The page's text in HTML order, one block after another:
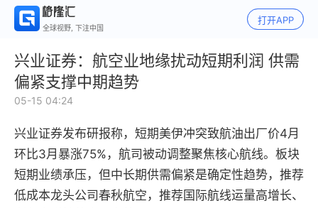
全球视野, 下注中国
打开APP
兴业证券：航空业地缘扰动短期利润 供需
偏紧支撑中期趋势
05-15 04:24
兴业证券发布研报称，短期美伊冲突致航油出厂价4月
环比3月暴涨75%，航司被动调整聚焦核心航线。板块
短期业绩承压，但中长期供需偏紧是确定性趋势，推荐
低成本龙头公司春秋航空，推荐国际航线运量高增长、